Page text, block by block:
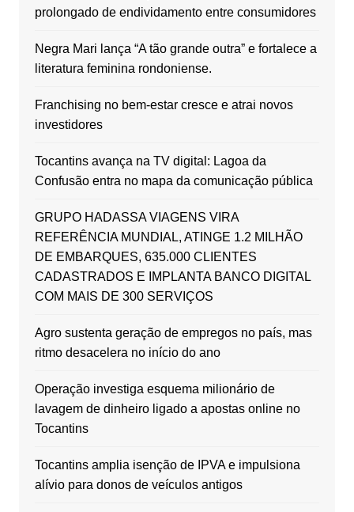
prolongado de endividamento entre consumidores
Negra Mari lança “A tão grande outra” e fortalece a
literatura feminina rondoniense.
Franchising no bem-estar cresce e atrai novos
investidores
Tocantins avança na TV digital: Lagoa da
Confusão entra no mapa da comunicação pública
GRUPO HADASSA VIAGENS VIRA
REFERÊNCIA MUNDIAL, ATINGE 1.2 MILHÃO
DE EMBARQUES, 635.000 CLIENTES
CADASTRADOS E IMPLANTA BANCO DIGITAL
COM MAIS DE 300 SERVIÇOS
Agro sustenta geração de empregos no país, mas
ritmo desacelera no início do ano
Operação investiga esquema milionário de
lavagem de dinheiro ligado a apostas online no
Tocantins
Tocantins amplia isenção de IPVA e impulsiona
alívio para donos de veículos antigos